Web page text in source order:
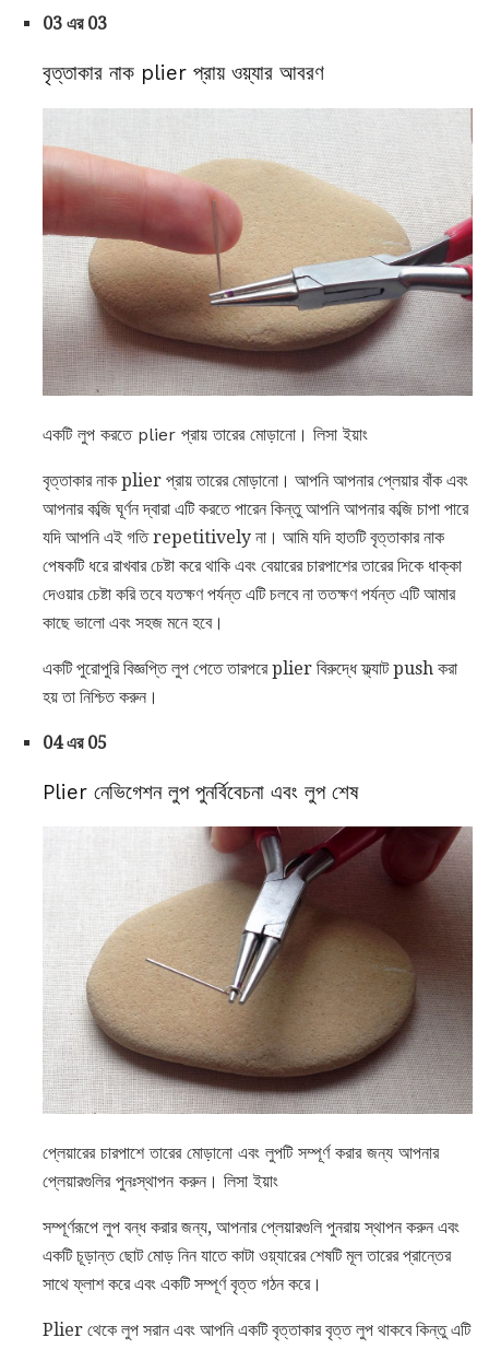
03 এর 03
বৃত্তাকার নাক plier প্রায় ওয়্যার আবরণ
একটি লুপ করতে plier প্রায় তারের মোড়ানো। লিসা ইয়াং
বৃত্তাকার নাক plier প্রায় তারের মোড়ানো। আপনি আপনার প্লেয়ার বাঁক এবং
আপনার কব্জি ঘূর্ণন দ্বারা এটি করতে পারেন কিন্তু আপনি আপনার কব্জি চাপা পারে
যদি আপনি এই গতি repetitively না। আমি যদি হাতটি বৃত্তাকার নাক
পেষকটি ধরে রাখবার চেষ্টা করে থাকি এবং বেয়ারের চারপাশের তারের দিকে ধাক্কা
দেওয়ার চেষ্টা করি তবে যতক্ষণ পর্যন্ত এটি চলবে না ততক্ষণ পর্যন্ত এটি আমার
কাছে ভালো এবং সহজ মনে হবে।
একটি পুরোপুরি বিজ্ঞপ্তি লুপ পেতে তারপরে plier বিরুদ্ধে ফ্ল্যাট push করা
হয় তা নিশ্চিত করুন।
04 এর 05
Plier নেভিগেশন লুপ পুনর্বিবেচনা এবং লুপ শেষ
প্লেয়ারের চারপাশে তারের মোড়ানো এবং লুপটি সম্পূর্ণ করার জন্য আপনার
প্লেয়ারগুলির পুনঃস্থাপন করুন। লিসা ইয়াং
সম্পূর্ণরূপে লুপ বন্ধ করার জন্য, আপনার প্লেয়ারগুলি পুনরায় স্থাপন করুন এবং
একটি চূড়ান্ত ছোট মোড় নিন যাতে কাটা ওয়্যারের শেষটি মূল তারের প্রান্তের
সাথে ফ্লাশ করে এবং একটি সম্পূর্ণ বৃত্ত গঠন করে।
Plier থেকে লুপ সরান এবং আপনি একটি বৃত্তাকার বৃত্ত লুপ থাকবে কিন্তু এটি